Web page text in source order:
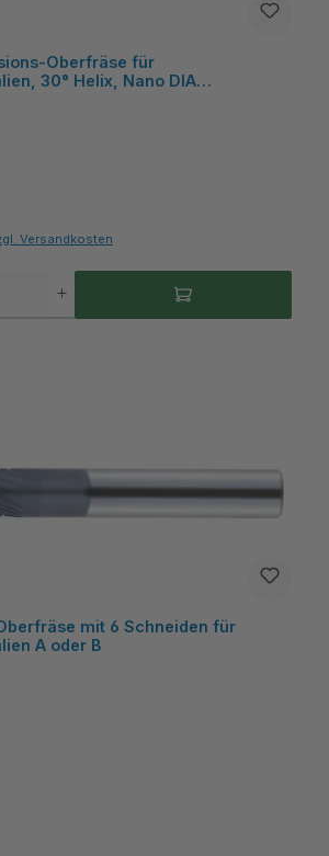
Oberfräse für
30° Helix, Nano DIA
Versandkosten
mit 6 Schneiden für
A oder B